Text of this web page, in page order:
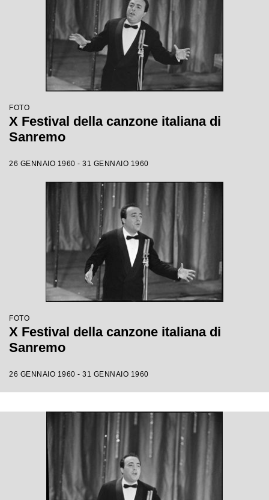
FOTO
X Festival della canzone italiana di
Sanremo
26 GENNAIO 1960 - 31 GENNAIO 1960
FOTO
X Festival della canzone italiana di
Sanremo
26 GENNAIO 1960 - 31 GENNAIO 1960